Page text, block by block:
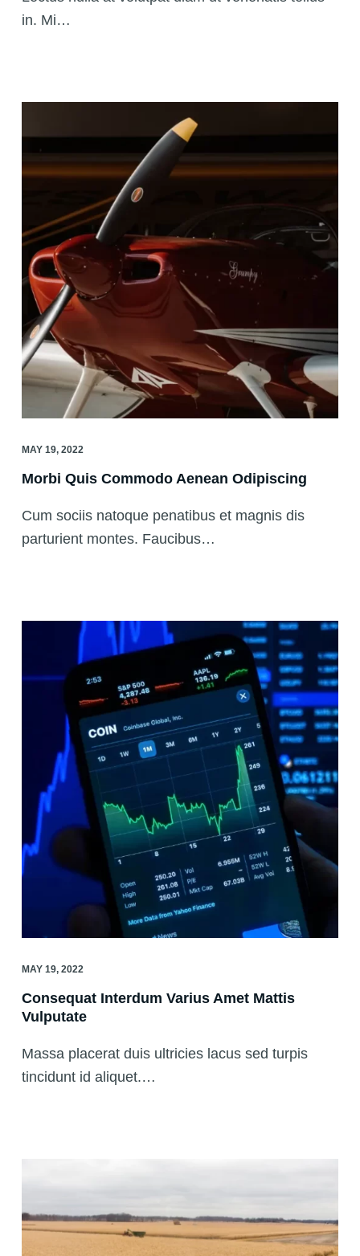
in. Mi…
MAY 19, 2022
Morbi Quis Commodo Aenean Odipiscing
Cum sociis natoque penatibus et magnis dis
parturient montes. Faucibus…
MAY 19, 2022
Consequat Interdum Varius Amet Mattis
Vulputate
Massa placerat duis ultricies lacus sed turpis
tincidunt id aliquet.…